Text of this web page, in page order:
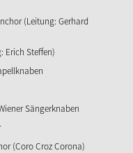
(Leitung: Gerhard
Erich Steffen)
Sängerknaben
(Coro Croz Corona)